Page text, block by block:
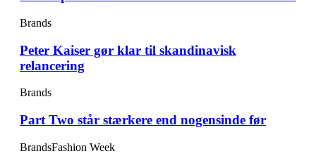
Brands
Peter Kaiser gør klar til skandinavisk
relancering
Brands
Part Two står stærkere end nogensinde før
BrandsFashion Week